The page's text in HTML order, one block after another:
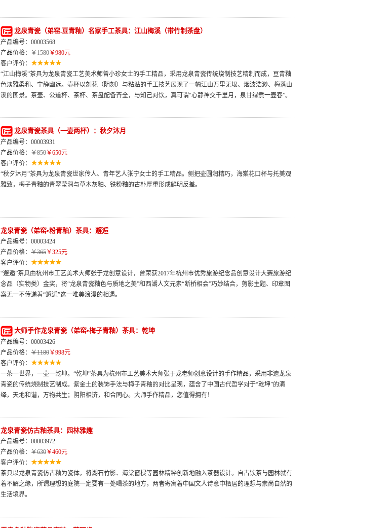
龙泉青瓷（弟窑.豆青釉）名家手工茶具：江山梅溪（带竹制茶盘）
产品编号：00003568
产品价格： ￥1580￥980元
客户评价：
“江山梅溪”茶具为龙泉青瓷工艺美术师曾小珍女士的手工精品，采用龙泉青瓷传统烧制技艺精制而成，豆青釉
色淡雅柔和、宁静幽远。壶杯以刻花（阴刻）与粘贴的手工技艺展现了一幅江山万里无垠、烟波浩渺、梅落山
溪的图景。茶壶、公道杯、茶杯、茶盘配备齐全，与知己对饮，真可谓“心静神交千里月，泉甘绿煮一壶春”。
龙泉青瓷茶具（一壶两杯）：秋夕沐月
产品编号：00003931
产品价格： ￥850￥650元
客户评价：
“秋夕沐月”茶具为龙泉青瓷世家传人、青年艺人张宁女士的手工精品。侧把壶圆润精巧，海棠花口杯与托美观
雅致，梅子青釉的青翠莹润与草木灰釉、铁粉釉的古朴厚重形成鲜明反差。
龙泉青瓷（弟窑•粉青釉）茶具：邂逅
产品编号：00003424
产品价格： ￥365￥325元
客户评价：
“邂逅”茶具由杭州市工艺美术大师张于龙创意设计，曾荣获2017年杭州市优秀旅游纪念品创意设计大赛旅游纪
念品（实物类）金奖，将“龙泉青瓷釉色与质地之美”和西湖人文元素“断桥相会”巧妙结合，剪影主题、印章图
案无一不传递着“邂逅”这一唯美浪漫的相遇。
大师手作龙泉青瓷（弟窑•梅子青釉）茶具：乾坤
产品编号：00003426
产品价格： ￥1180￥998元
客户评价：
一茶一世界，一壶一乾坤。“乾坤”茶具为杭州市工艺美术大师张于龙老师创意设计的手作精品，采用非遗龙泉
青瓷的传统烧制技艺制成。紫金土的装饰手法与梅子青釉的对比呈现，蕴含了中国古代哲学对于“乾坤”的演
绎，天地和谐，万物共生；阴阳相济，和合同心。大师手作精品，您值得拥有！
龙泉青瓷仿古釉茶具：园林雅趣
产品编号：00003972
产品价格： ￥630￥460元
客户评价：
茶具以龙泉青瓷仿古釉为瓷体，将湖石竹影、海棠窗棂等园林精粹创新地融入茶器设计。自古饮茶与园林就有
着不解之缘，所谓理想的庭院一定要有一处喝茶的地方，两者寄寓着中国文人诗意中栖居的理想与崇尚自然的
生活境界。